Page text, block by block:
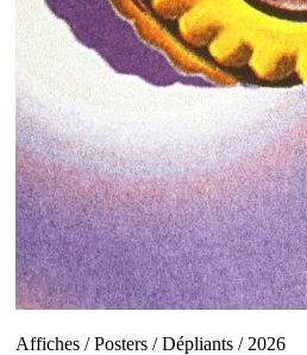
Affiches / Posters / Dépliants / 2026